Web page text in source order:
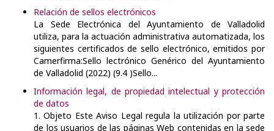
Relación de sellos electrónicos
La Sede Electrónica del Ayuntamiento de Valladolid
utiliza, para la actuación administrativa automatizada, los
siguientes certificados de sello electrónico, emitidos por
Camerfirma:Sello lectrónico Genérico del Ayuntamiento
de Valladolid (2022) (9.4 )Sello...
Información legal, de propiedad intelectual y protección
de datos
1. Objeto Este Aviso Legal regula la utilización por parte
de los usuarios de las páginas Web contenidas en la sede